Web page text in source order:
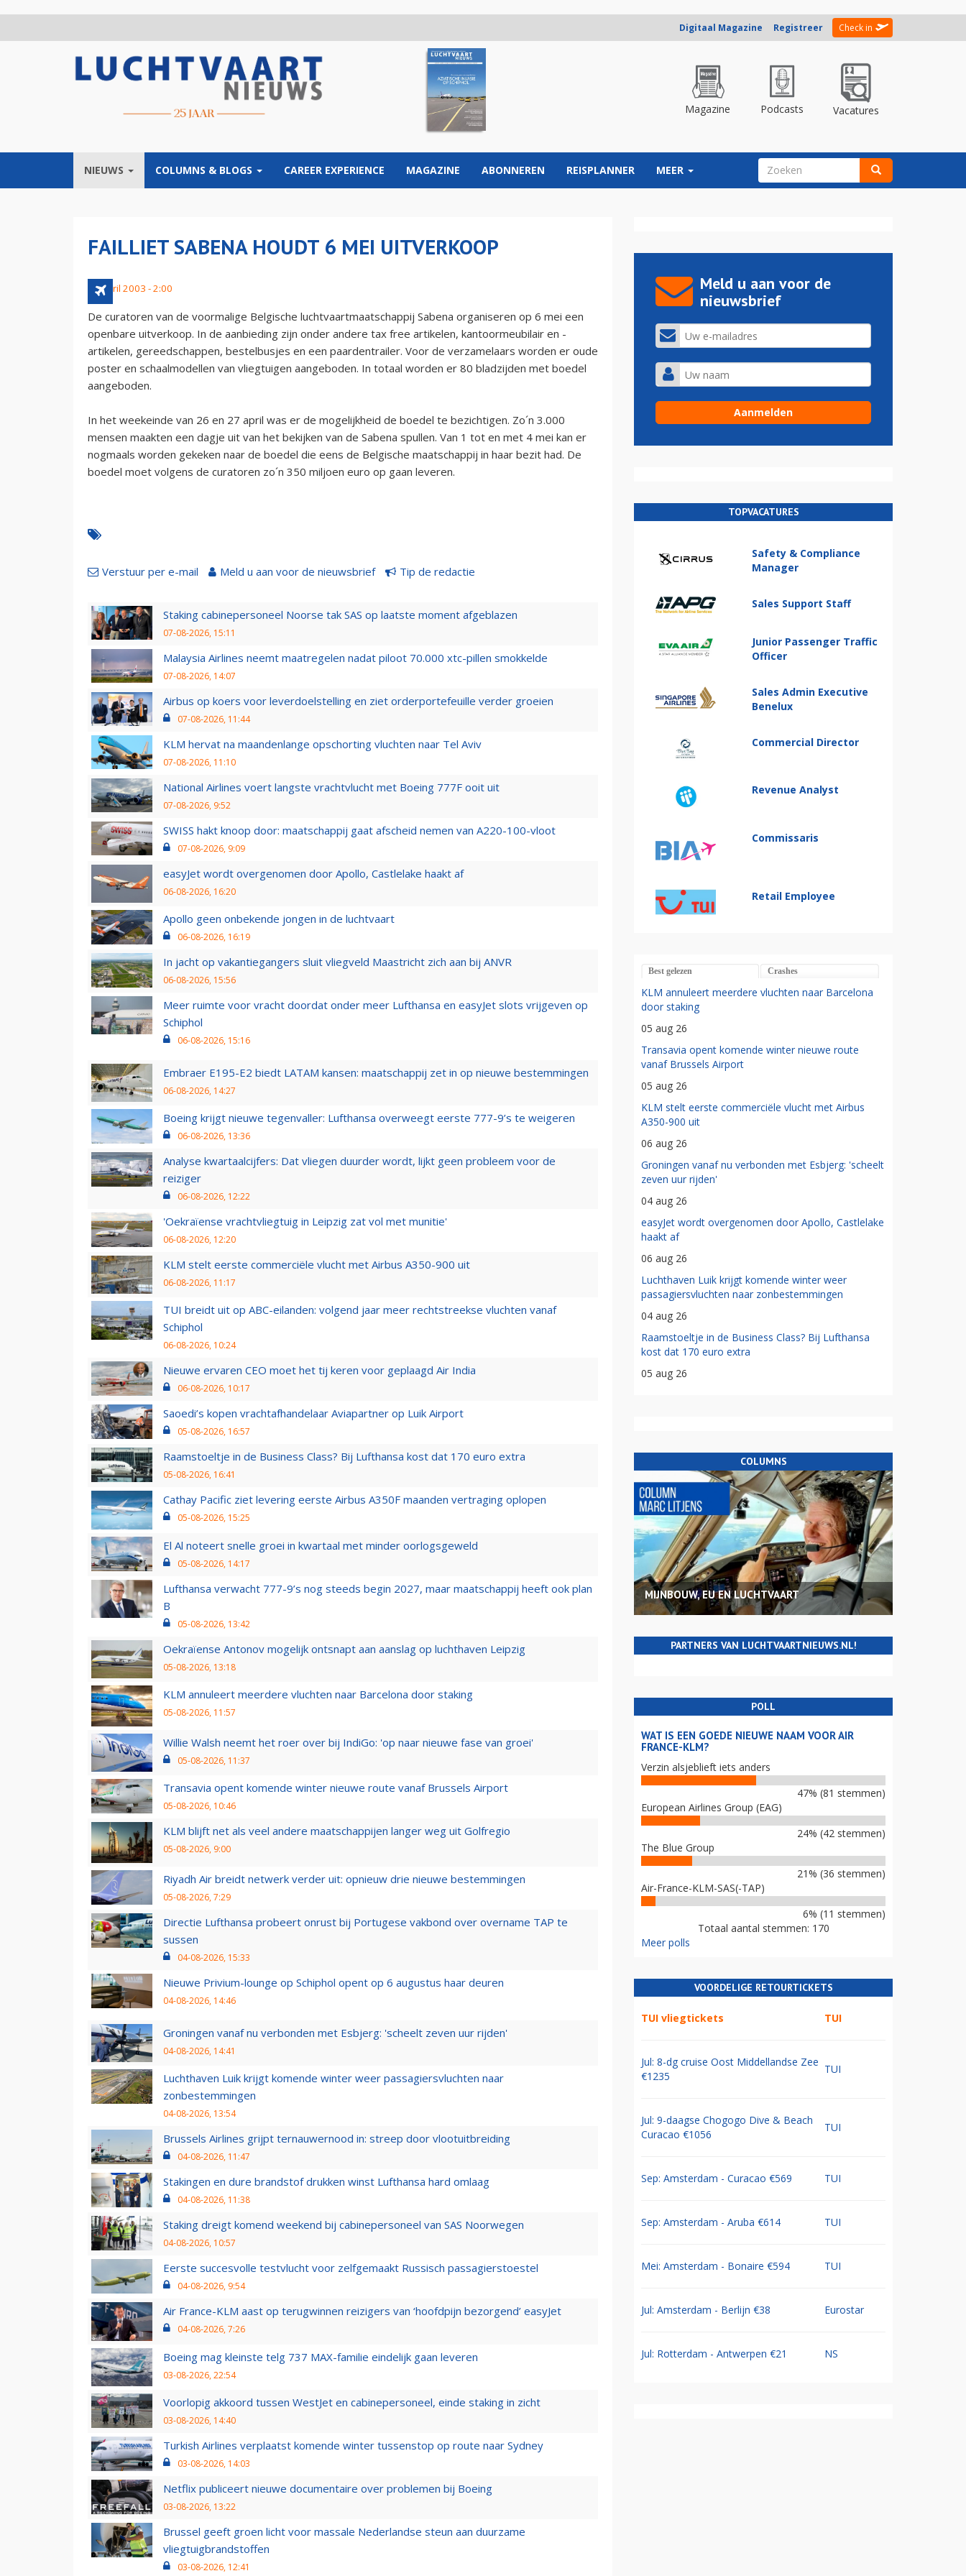
Digitaal Magazine Registreer Check in
Magazine Podcasts Vacatures
NIEUWS COLUMNS & BLOGS CAREER EXPERIENCE MAGAZINE ABONNEREN REISPLANNER MEER ZOEKVELD
FAILLIET SABENA HOUDT 6 MEI UITVERKOOP
27 april 2003 - 2:00
De curatoren van de voormalige Belgische luchtvaartmaatschappij Sabena organiseren op 6 mei een
openbare uitverkoop. In de aanbieding zijn onder andere tax free artikelen, kantoormeubilair en -
artikelen, gereedschappen, bestelbusjes en een paardentrailer. Voor de verzamelaars worden er oude
poster en schaalmodellen van vliegtuigen aangeboden. In totaal worden er 80 bladzijden met boedel
aangeboden.
In het weekeinde van 26 en 27 april was er de mogelijkheid de boedel te bezichtigen. Zo´n 3.000
mensen maakten een dagje uit van het bekijken van de Sabena spullen. Van 1 tot en met 4 mei kan er
nogmaals worden gekeken naar de boedel die eens de Belgische maatschappij in haar bezit had. De
boedel moet volgens de curatoren zo´n 350 miljoen euro op gaan leveren.
Verstuur per e-mail Meld u aan voor de nieuwsbrief Tip de redactie
Staking cabinepersoneel Noorse tak SAS op laatste moment afgeblazen
07-08-2026, 15:11
Malaysia Airlines neemt maatregelen nadat piloot 70.000 xtc-pillen smokkelde
07-08-2026, 14:07
Airbus op koers voor leverdoelstelling en ziet orderportefeuille verder groeien
07-08-2026, 11:44
KLM hervat na maandenlange opschorting vluchten naar Tel Aviv
07-08-2026, 11:10
National Airlines voert langste vrachtvlucht met Boeing 777F ooit uit
07-08-2026, 9:52
SWISS hakt knoop door: maatschappij gaat afscheid nemen van A220-100-vloot
07-08-2026, 9:09
easyJet wordt overgenomen door Apollo, Castlelake haakt af
06-08-2026, 16:20
Apollo geen onbekende jongen in de luchtvaart
06-08-2026, 16:19
In jacht op vakantiegangers sluit vliegveld Maastricht zich aan bij ANVR
06-08-2026, 15:56
Meer ruimte voor vracht doordat onder meer Lufthansa en easyJet slots vrijgeven op
Schiphol
06-08-2026, 15:16
Embraer E195-E2 biedt LATAM kansen: maatschappij zet in op nieuwe bestemmingen
06-08-2026, 14:27
Boeing krijgt nieuwe tegenvaller: Lufthansa overweegt eerste 777-9’s te weigeren
06-08-2026, 13:36
Analyse kwartaalcijfers: Dat vliegen duurder wordt, lijkt geen probleem voor de
reiziger
06-08-2026, 12:22
'Oekraïense vrachtvliegtuig in Leipzig zat vol met munitie'
06-08-2026, 12:20
KLM stelt eerste commerciële vlucht met Airbus A350-900 uit
06-08-2026, 11:17
TUI breidt uit op ABC-eilanden: volgend jaar meer rechtstreekse vluchten vanaf
Schiphol
06-08-2026, 10:24
Nieuwe ervaren CEO moet het tij keren voor geplaagd Air India
06-08-2026, 10:17
Saoedi’s kopen vrachtafhandelaar Aviapartner op Luik Airport
05-08-2026, 16:57
Raamstoeltje in de Business Class? Bij Lufthansa kost dat 170 euro extra
05-08-2026, 16:41
Cathay Pacific ziet levering eerste Airbus A350F maanden vertraging oplopen
05-08-2026, 15:25
El Al noteert snelle groei in kwartaal met minder oorlogsgeweld
05-08-2026, 14:17
Lufthansa verwacht 777-9’s nog steeds begin 2027, maar maatschappij heeft ook plan
B
05-08-2026, 13:42
Oekraïense Antonov mogelijk ontsnapt aan aanslag op luchthaven Leipzig
05-08-2026, 13:18
KLM annuleert meerdere vluchten naar Barcelona door staking
05-08-2026, 11:57
Willie Walsh neemt het roer over bij IndiGo: 'op naar nieuwe fase van groei'
05-08-2026, 11:37
Transavia opent komende winter nieuwe route vanaf Brussels Airport
05-08-2026, 10:46
KLM blijft net als veel andere maatschappijen langer weg uit Golfregio
05-08-2026, 9:00
Riyadh Air breidt netwerk verder uit: opnieuw drie nieuwe bestemmingen
05-08-2026, 7:29
Directie Lufthansa probeert onrust bij Portugese vakbond over overname TAP te
sussen
04-08-2026, 15:33
Nieuwe Privium-lounge op Schiphol opent op 6 augustus haar deuren
04-08-2026, 14:46
Groningen vanaf nu verbonden met Esbjerg: 'scheelt zeven uur rijden'
04-08-2026, 14:41
Luchthaven Luik krijgt komende winter weer passagiersvluchten naar
zonbestemmingen
04-08-2026, 13:54
Brussels Airlines grijpt ternauwernood in: streep door vlootuitbreiding
04-08-2026, 11:47
Stakingen en dure brandstof drukken winst Lufthansa hard omlaag
04-08-2026, 11:38
Staking dreigt komend weekend bij cabinepersoneel van SAS Noorwegen
04-08-2026, 10:57
Eerste succesvolle testvlucht voor zelfgemaakt Russisch passagierstoestel
04-08-2026, 9:54
Air France-KLM aast op terugwinnen reizigers van ‘hoofdpijn bezorgend’ easyJet
04-08-2026, 7:26
Boeing mag kleinste telg 737 MAX-familie eindelijk gaan leveren
03-08-2026, 22:54
Voorlopig akkoord tussen WestJet en cabinepersoneel, einde staking in zicht
03-08-2026, 14:40
Turkish Airlines verplaatst komende winter tussenstop op route naar Sydney
03-08-2026, 14:03
Netflix publiceert nieuwe documentaire over problemen bij Boeing
03-08-2026, 13:22
Brussel geeft groen licht voor massale Nederlandse steun aan duurzame
vliegtuigbrandstoffen
03-08-2026, 12:41
Meld u aan voor de
nieuwsbrief
TOPVACATURES
Safety & Compliance
Manager
Sales Support Staff
Junior Passenger Traffic
Officer
Sales Admin Executive
Benelux
Commercial Director
Revenue Analyst
Commissaris
Retail Employee
Best gelezen Crashes
KLM annuleert meerdere vluchten naar Barcelona
door staking
05 aug 26
Transavia opent komende winter nieuwe route
vanaf Brussels Airport
05 aug 26
KLM stelt eerste commerciële vlucht met Airbus
A350-900 uit
06 aug 26
Groningen vanaf nu verbonden met Esbjerg: 'scheelt
zeven uur rijden'
04 aug 26
easyJet wordt overgenomen door Apollo, Castlelake
haakt af
06 aug 26
Luchthaven Luik krijgt komende winter weer
passagiersvluchten naar zonbestemmingen
04 aug 26
Raamstoeltje in de Business Class? Bij Lufthansa
kost dat 170 euro extra
05 aug 26
COLUMNS
MIJNBOUW, EU EN LUCHTVAART
PARTNERS VAN LUCHTVAARTNIEUWS.NL!
POLL
WAT IS EEN GOEDE NIEUWE NAAM VOOR AIR
FRANCE-KLM?
Verzin alsjeblieft iets anders
47% (81 stemmen)
European Airlines Group (EAG)
24% (42 stemmen)
The Blue Group
21% (36 stemmen)
Air-France-KLM-SAS(-TAP)
6% (11 stemmen)
Totaal aantal stemmen: 170
Meer polls
VOORDELIGE RETOURTICKETS
TUI vliegtickets TUI
Jul: 8-dg cruise Oost Middellandse Zee
€1235
TUI
Jul: 9-daagse Chogogo Dive & Beach
Curacao €1056
TUI
Sep: Amsterdam - Curacao €569 TUI
Sep: Amsterdam - Aruba €614 TUI
Mei: Amsterdam - Bonaire €594 TUI
Jul: Amsterdam - Berlijn €38 Eurostar
Jul: Rotterdam - Antwerpen €21 NS